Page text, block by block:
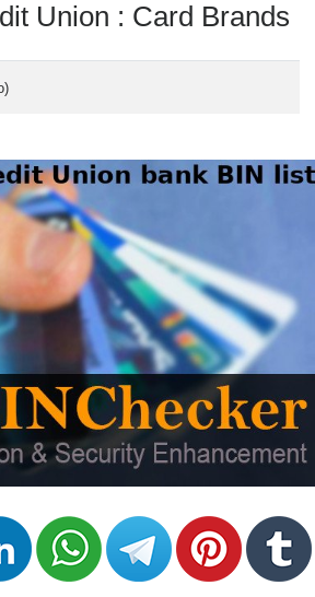
Union : Card Brands